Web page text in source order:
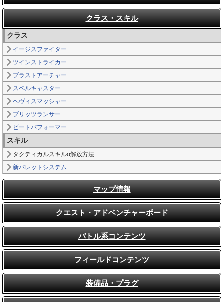
クラス・スキル
クラス
イージスファイター
ツインストライカー
ブラストアーチャー
スペルキャスター
ヘヴィスマッシャー
ブリッツランサー
ビートパフォーマー
スキル
タクティカルスキルα解放方法
新パレットシステム
マップ情報
クエスト・アドベンチャーボード
バトル系コンテンツ
フィールドコンテンツ
装備品・プラグ